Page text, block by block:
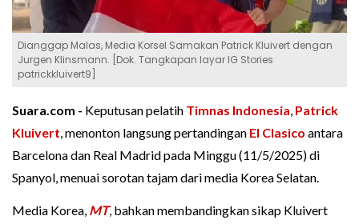
Dianggap Malas, Media Korsel Samakan Patrick Kluivert dengan
Jurgen Klinsmann. [Dok. Tangkapan layar IG Stories
patrickkluivert9]
Suara.com - Keputusan pelatih Timnas Indonesia, Patrick
Kluivert, menonton langsung pertandingan El Clasico antara
Barcelona dan Real Madrid pada Minggu (11/5/2025) di
Spanyol, menuai sorotan tajam dari media Korea Selatan.
Media Korea, MT, bahkan membandingkan sikap Kluivert